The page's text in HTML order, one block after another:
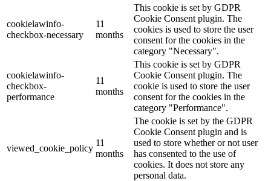
cookielawinfo-
checkbox-necessary
11
months
This cookie is set by GDPR
Cookie Consent plugin. The
cookies is used to store the user
consent for the cookies in the
category "Necessary".
cookielawinfo-
checkbox-
performance
11
months
This cookie is set by GDPR
Cookie Consent plugin. The
cookie is used to store the user
consent for the cookies in the
category "Performance".
viewed_cookie_policy
11
months
The cookie is set by the GDPR
Cookie Consent plugin and is
used to store whether or not user
has consented to the use of
cookies. It does not store any
personal data.